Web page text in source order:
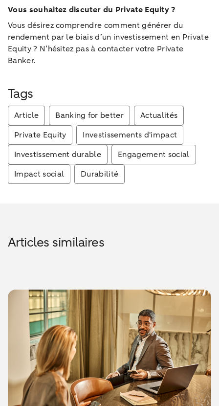
Vous souhaitez discuter du Private Equity ?
Vous désirez comprendre comment générer du
rendement par le biais d’un investissement en Private
Equity ? N’hésitez pas à contacter votre Private
Banker.
Tags
Article Banking for better
Actualités
Private Equity
Investissements d'impact
Investissement durable
Engagement social
Impact social
Durabilité
Articles similaires